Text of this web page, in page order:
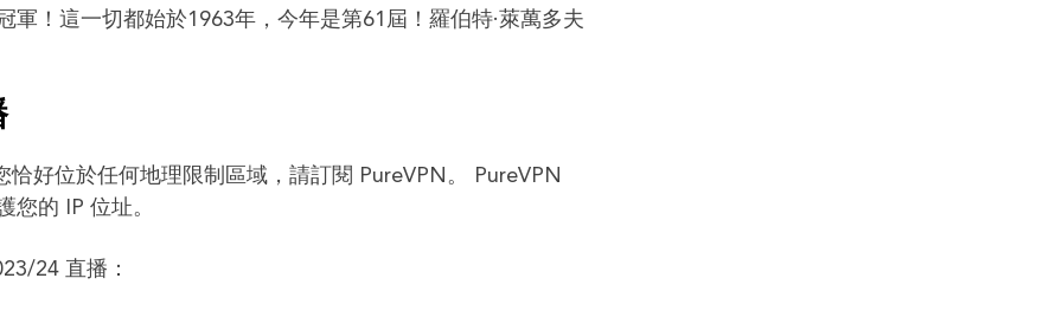
！這一切都始於1963年，今年是第61屆！羅伯特·萊萬多夫
好位於任何地理限制區域，請訂閱 PureVPN。 PureVPN
您的 IP 位址。
24 直播：